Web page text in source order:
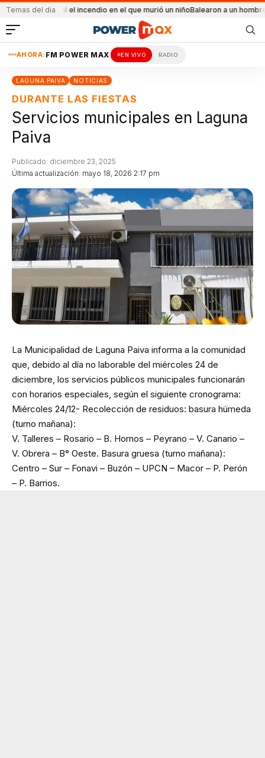
Temas del día
el incendio en el que murió un niñoBalearon a un hombre en un
AHORA: FM POWER MAX EN VIVO RADIO
LAGUNA PAIVA NOTICIAS
DURANTE LAS FIESTAS
Servicios municipales en Laguna
Paiva
Última actualización: mayo 18, 2026 2:17 pm
Publicado: diciembre 23, 2025
La Municipalidad de Laguna Paiva informa a la comunidad
que, debido al día no laborable del miércoles 24 de
diciembre, los servicios públicos municipales funcionarán
con horarios especiales, según el siguiente cronograma:
Miércoles 24/12- Recolección de residuos: basura húmeda
(turno mañana):
V. Talleres – Rosario – B. Hornos – Peyrano – V. Canario –
V. Obrera – B° Oeste. Basura gruesa (turno mañana):
Centro – Sur – Fonavi – Buzón – UPCN – Macor – P. Perón
– P. Barrios.